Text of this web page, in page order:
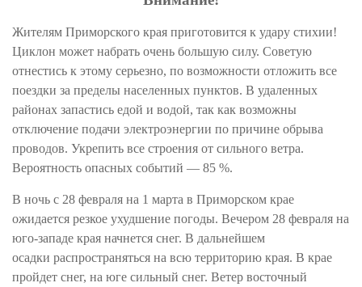
Жителям Приморского края приготовится к удару стихии!
Циклон может набрать очень большую силу. Советую
отнестись к этому серьезно, по возможности отложить все
поездки за пределы населенных пунктов. В удаленных
районах запастись едой и водой, так как возможны
отключение подачи электроэнергии по причине обрыва
проводов. Укрепить все строения от сильного ветра.
Вероятность опасных событий — 85 %.
В ночь с 28 февраля на 1 марта в Приморском крае
ожидается резкое ухудшение погоды. Вечером 28 февраля на
юго-западе края начнется снег. В дальнейшем
осадки распространяться на всю территорию края. В крае
пройдет снег, на юге сильный снег. Ветер восточный